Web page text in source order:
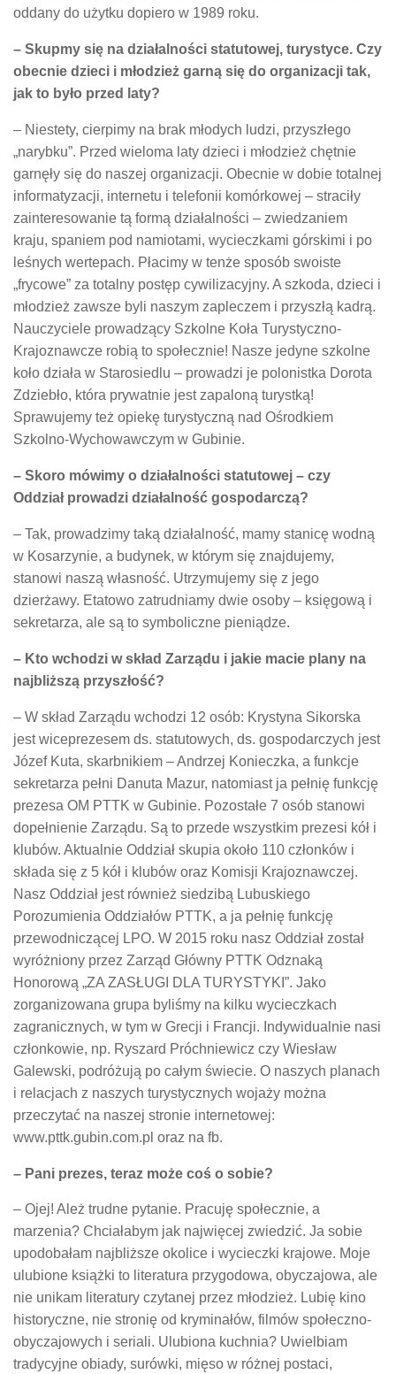
oddany do użytku dopiero w 1989 roku.
– Skupmy się na działalności statutowej, turystyce. Czy
obecnie dzieci i młodzież garną się do organizacji tak,
jak to było przed laty?
– Niestety, cierpimy na brak młodych ludzi, przyszłego
„narybku”. Przed wieloma laty dzieci i młodzież chętnie
garnęły się do naszej organizacji. Obecnie w dobie totalnej
informatyzacji, internetu i telefonii komórkowej – straciły
zainteresowanie tą formą działalności – zwiedzaniem
kraju, spaniem pod namiotami, wycieczkami górskimi i po
leśnych wertepach. Płacimy w tenże sposób swoiste
„frycowe” za totalny postęp cywilizacyjny. A szkoda, dzieci i
młodzież zawsze byli naszym zapleczem i przyszłą kadrą.
Nauczyciele prowadzący Szkolne Koła Turystyczno-
Krajoznawcze robią to społecznie! Nasze jedyne szkolne
koło działa w Starosiedlu – prowadzi je polonistka Dorota
Zdziebło, która prywatnie jest zapaloną turystką!
Sprawujemy też opiekę turystyczną nad Ośrodkiem
Szkolno-Wychowawczym w Gubinie.
– Skoro mówimy o działalności statutowej – czy
Oddział prowadzi działalność gospodarczą?
– Tak, prowadzimy taką działalność, mamy stanicę wodną
w Kosarzynie, a budynek, w którym się znajdujemy,
stanowi naszą własność. Utrzymujemy się z jego
dzierżawy. Etatowo zatrudniamy dwie osoby – księgową i
sekretarza, ale są to symboliczne pieniądze.
– Kto wchodzi w skład Zarządu i jakie macie plany na
najbliższą przyszłość?
– W skład Zarządu wchodzi 12 osób: Krystyna Sikorska
jest wiceprezesem ds. statutowych, ds. gospodarczych jest
Józef Kuta, skarbnikiem – Andrzej Konieczka, a funkcje
sekretarza pełni Danuta Mazur, natomiast ja pełnię funkcję
prezesa OM PTTK w Gubinie. Pozostałe 7 osób stanowi
dopełnienie Zarządu. Są to przede wszystkim prezesi kół i
klubów. Aktualnie Oddział skupia około 110 członków i
składa się z 5 kół i klubów oraz Komisji Krajoznawczej.
Nasz Oddział jest również siedzibą Lubuskiego
Porozumienia Oddziałów PTTK, a ja pełnię funkcję
przewodniczącej LPO. W 2015 roku nasz Oddział został
wyróżniony przez Zarząd Główny PTTK Odznaką
Honorową „ZA ZASŁUGI DLA TURYSTYKI”. Jako
zorganizowana grupa byliśmy na kilku wycieczkach
zagranicznych, w tym w Grecji i Francji. Indywidualnie nasi
członkowie, np. Ryszard Próchniewicz czy Wiesław
Galewski, podróżują po całym świecie. O naszych planach
i relacjach z naszych turystycznych wojaży można
przeczytać na naszej stronie internetowej:
www.pttk.gubin.com.pl oraz na fb.
– Pani prezes, teraz może coś o sobie?
– Ojej! Ależ trudne pytanie. Pracuję społecznie, a
marzenia? Chciałabym jak najwięcej zwiedzić. Ja sobie
upodobałam najbliższe okolice i wycieczki krajowe. Moje
ulubione książki to literatura przygodowa, obyczajowa, ale
nie unikam literatury czytanej przez młodzież. Lubię kino
historyczne, nie stronię od kryminałów, filmów społeczno-
obyczajowych i seriali. Ulubiona kuchnia? Uwielbiam
tradycyjne obiady, surówki, mięso w różnej postaci,